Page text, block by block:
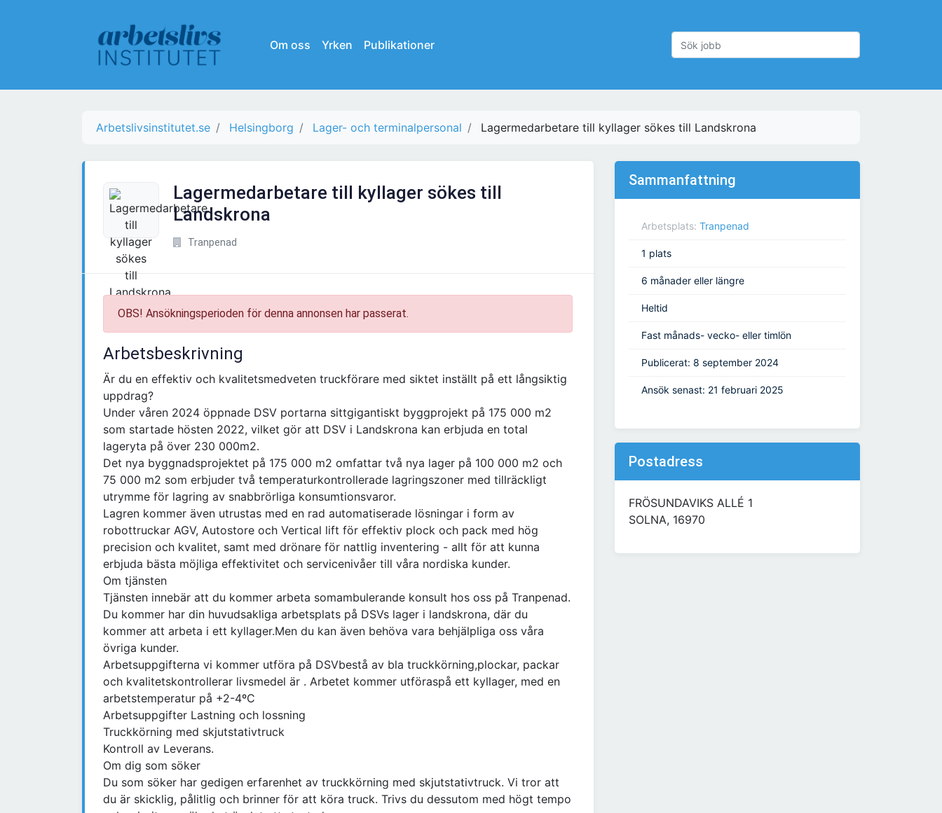
Om oss Yrken Publikationer
Arbetslivsinstitutet.se Helsingborg Lager- och terminalpersonal Lagermedarbetare till kyllager sökes till Landskrona
Lagermedarbetare till kyllager sökes till
Landskrona
Tranpenad
OBS! Ansökningsperioden för denna annonsen har passerat.
Arbetsbeskrivning
Är du en effektiv och kvalitetsmedveten truckförare med siktet inställt på ett långsiktig
uppdrag?
Under våren 2024 öppnade DSV portarna sittgigantiskt byggprojekt på 175 000 m2
som startade hösten 2022, vilket gör att DSV i Landskrona kan erbjuda en total
lageryta på över 230 000m2.
Det nya byggnadsprojektet på 175 000 m2 omfattar två nya lager på 100 000 m2 och
75 000 m2 som erbjuder två temperaturkontrollerade lagringszoner med tillräckligt
utrymme för lagring av snabbrörliga konsumtionsvaror.
Lagren kommer även utrustas med en rad automatiserade lösningar i form av
robottruckar AGV, Autostore och Vertical lift för effektiv plock och pack med hög
precision och kvalitet, samt med drönare för nattlig inventering - allt för att kunna
erbjuda bästa möjliga effektivitet och servicenivåer till våra nordiska kunder.
Om tjänsten
Tjänsten innebär att du kommer arbeta somambulerande konsult hos oss på Tranpenad.
Du kommer har din huvudsakliga arbetsplats på DSVs lager i landskrona, där du
kommer att arbeta i ett kyllager.Men du kan även behöva vara behjälpliga oss våra
övriga kunder.
Arbetsuppgifterna vi kommer utföra på DSVbestå av bla truckkörning,plockar, packar
och kvalitetskontrollerar livsmedel är . Arbetet kommer utföraspå ett kyllager, med en
arbetstemperatur på +2-4ºC
Arbetsuppgifter Lastning och lossning
Truckkörning med skjutstativtruck
Kontroll av Leverans.
Om dig som söker
Du som söker har gedigen erfarenhet av truckkörning med skjutstativtruck. Vi tror att
du är skicklig, pålitlig och brinner för att köra truck. Trivs du dessutom med högt tempo
Sammanfattning
Arbetsplats: Tranpenad
1 plats
6 månader eller längre
Heltid
Fast månads- vecko- eller timlön
Publicerat: 8 september 2024
Ansök senast: 21 februari 2025
Postadress
FRÖSUNDAVIKS ALLÉ 1
SOLNA, 16970